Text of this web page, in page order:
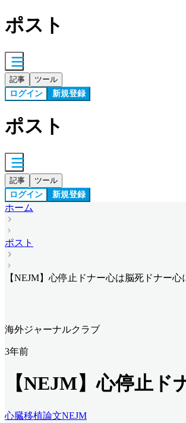
ポスト
記事 ツール
ログイン 新規登録
ポスト
記事 ツール
ログイン 新規登録
ホーム
ポスト
【NEJM】心停止ドナー心は脳死ドナー
海外ジャーナルクラブ
3年前
【NEJM】心停止
心臓移植論文NEJM